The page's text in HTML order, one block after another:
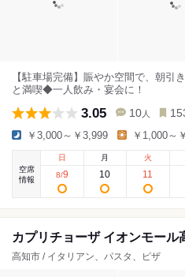
【駐車場完備】賑やか空間で、朝引
と満喫◆一人飲み・宴会に！
3.05 10 人
￥3,000～￥3,999 ￥1,000～
空席
情報
日
8/9
月
10
火
11
カプリチョーザ イオンモール
高知市 / イタリアン、パスタ、ピザ